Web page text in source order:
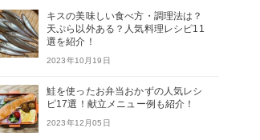
キスの美味しい食べ方・調理法は？
天ぷら以外ある？人気料理レシピ11
選を紹介！
2023年10月19日
鮭を使ったお弁当おかずの人気レシ
ピ17選！献立メニュー例も紹介！
2023年12月05日